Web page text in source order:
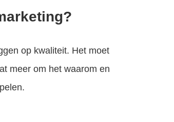
op kwaliteit. Het moet
meer om het waarom en